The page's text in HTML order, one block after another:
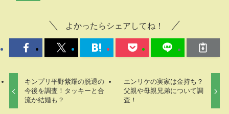
よかったらシェアしてね！
キンプリ平野紫耀の脱退の
今後を調査！タッキーと合
流か結婚も？
エンリケの実家は金持ち？
父親や母親兄弟について調
査！